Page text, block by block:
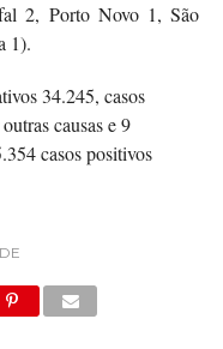
2, Porto Novo 1, São
1).
34.245, casos
causas e 9
casos positivos